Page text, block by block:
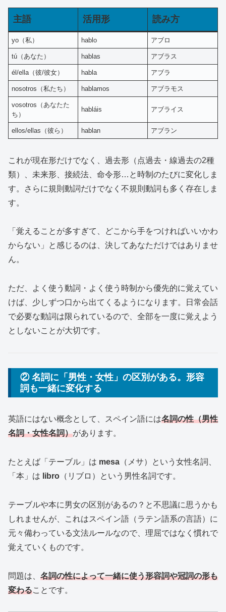
主語 活用形 読み方
yo（私） hablo アブロ
tú（あなた） hablas アブラス
él/ella（彼/彼女） habla アブラ
nosotros（私たち） hablamos アブラモス
vosotros（あなたた
ち）
habláis アブライス
ellos/ellas（彼ら） hablan アブラン
これが現在形だけでなく、過去形（点過去・線過去の2種
類）、未来形、接続法、命令形…と時制のたびに変化しま
す。さらに規則動詞だけでなく不規則動詞も多く存在しま
す。
「覚えることが多すぎて、どこから手をつければいいかわ
からない」と感じるのは、決してあなただけではありませ
ん。
ただ、よく使う動詞・よく使う時制から優先的に覚えてい
けば、少しずつ口から出てくるようになります。日常会話
で必要な動詞は限られているので、全部を一度に覚えよう
としないことが大切です。
② 名詞に「男性・女性」の区別がある。形容
詞も一緒に変化する
英語にはない概念として、スペイン語には名詞の性（男性
名詞・女性名詞）があります。
たとえば「テーブル」は mesa （メサ）という女性名詞、
「本」は libro （リブロ）という男性名詞です。
テーブルや本に男女の区別があるの？と不思議に思うかも
しれませんが、これはスペイン語（ラテン語系の言語）に
元々備わっている文法ルールなので、理屈ではなく慣れで
覚えていくものです。
問題は、 名詞の性によって一緒に使う形容詞や冠詞の形も
変わることです。